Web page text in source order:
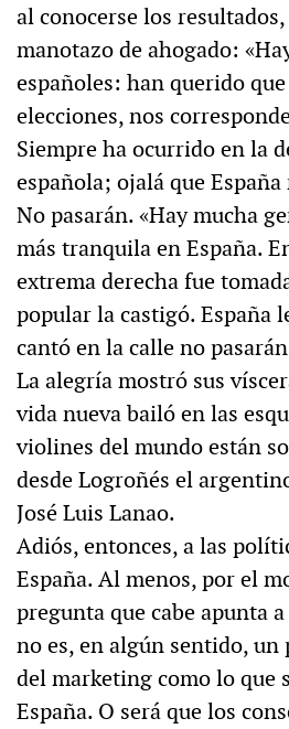
al conocerse los
manotazo de ahogado:
españoles: han querido
elecciones, nos
Siempre ha ocurrido en la
española; ojalá que España
No pasarán. «Hay mucha
más tranquila en España.
extrema derecha fue
popular la castigó. España
cantó en la calle no
La alegría mostró sus
vida nueva bailó en las
violines del mundo están
desde Logroñés el
José Luis Lanao.
Adiós, entonces, a las
España. Al menos, por el
pregunta que cabe apunta
no es, en algún sentido,
del marketing como lo que
España. O será que los